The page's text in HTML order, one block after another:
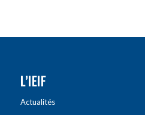
L’IEIF
Actualités